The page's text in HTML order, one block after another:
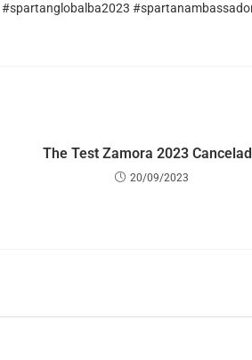
#spartanglobalba2023
The Test Zamora 2023
20/09/2023